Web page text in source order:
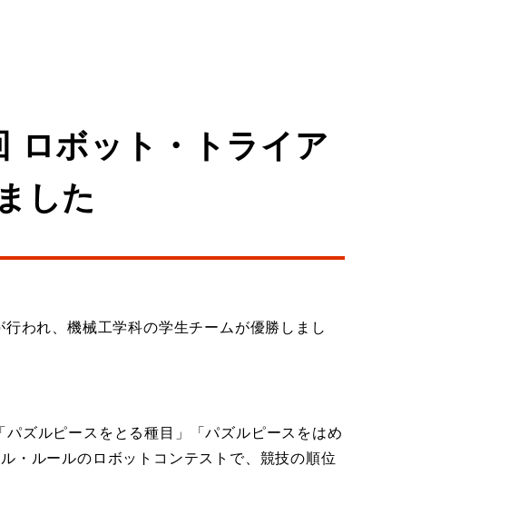
ロボット・トライア
した
われ、機械工学科の学生チームが優勝しまし
ズルピースをとる種目」「パズルピースをはめ
・ルールのロボットコンテストで、競技の順位